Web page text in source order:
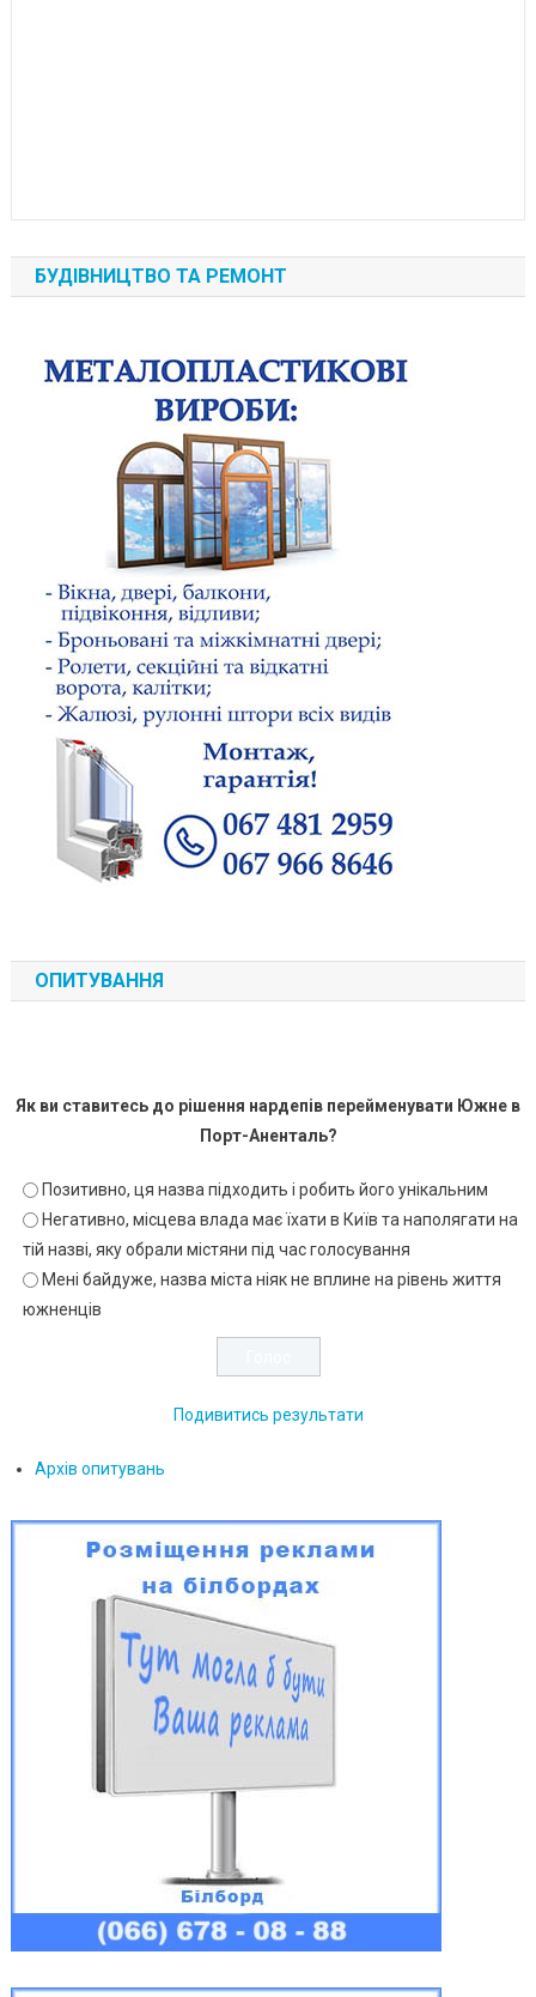
БУДІВНИЦТВО ТА РЕМОНТ
ОПИТУВАННЯ
Як ви ставитесь до рішення нардепів перейменувати Южне в
Порт-Аненталь?
Позитивно, ця назва підходить і робить його унікальним
Негативно, місцева влада має їхати в Київ та наполягати на
тій назві, яку обрали містяни під час голосування
Мені байдуже, назва міста ніяк не вплине на рівень життя
южненців
Подивитись результати
Архів опитувань